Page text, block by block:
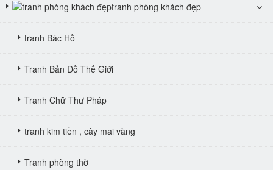
tranh phòng khách đẹp
tranh Bác Hồ
Tranh Bản Đồ Thế Giới
Tranh Chữ Thư Pháp
tranh kim tiền , cây mai vàng
Tranh phòng thờ